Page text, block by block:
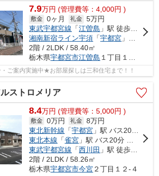
7.9万円 (管理費等：4,000円 )
敷金 0ヶ月 礼金 5万円
東武宇都宮線 「江曽島 」駅 徒歩10分
湘南新宿ライン宇須 「宇都宮 」駅 バス22分 「宮本町」 停歩6分
2階 / 2LDK / 58.40㎡
栃木県宇都宮市江曽島 １丁目１０-１５
ご案内実施中★お部屋探しは三和住宅まで！！
ストロメリア
8.4万円 (管理費等：5,000円 )
敷金 0万円 礼金 8万円
東北新幹線 「宇都宮 」駅 バス20分 「今宮2丁目」 停歩3分
東北本線 「雀宮 」駅 バス20分 「今宮2丁目」 停歩3分
東武宇都宮線 「西川田 」駅 徒歩23分
2階 / 2LDK / 58.26㎡
栃木県宇都宮市今宮２丁目１２-４